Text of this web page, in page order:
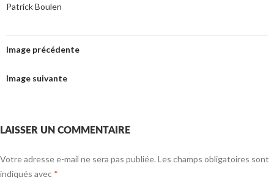
Patrick Boulen
Image précédente
Image suivante
LAISSER UN COMMENTAIRE
Votre adresse e-mail ne sera pas publiée. Les champs obligatoires sont
indiqués avec *